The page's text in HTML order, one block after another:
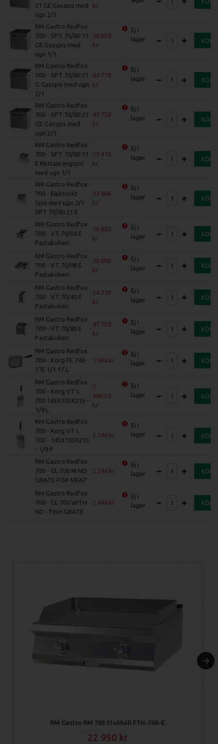
21 GE Gasspis med
ugn 2/1
RM Gastro Redfox
700 - SPT 70/80 11
GE Gasspis med
ugn 1/1
38 658
Ej i
lager
KÖP
RM Gastro Redfox
700 - SPT 70/80 21
G Gasspis med ugn
2/1
44 778
Ej i
lager
KÖP
RM Gastro Redfox
700 - SPT 70/80 21
GE Gasspis med
ugn 2/1
43 758
Ej i
lager
KÖP
RM Gastro Redfox
700 - SPT 70/80 11
E Restaurangspis
med ugn 1/1
29 478
Ej i
lager
KÖP
RM Gastro Redfox
700 - Elektriskt
Spis med ugn 2/1
SPT 70/80 21 E
33 966
Ej i
lager
KÖP
RM Gastro Redfox
700 - VT 70/04 E
Pastakokeri
16 830
Ej i
lager
KÖP
RM Gastro Redfox
700 - VT 70/08 E
Pastakokeri
30 090
Ej i
lager
KÖP
RM Gastro Redfox
700 - VT 70/40 E
Pastakokeri
24 378
Ej i
lager
KÖP
RM Gastro Redfox
700 - VT 70/80 E
Pastakokeri
43 758
Ej i
lager
KÖP
RM Gastro Redfox
700 - Korg FE 740-
17E 1/1 17 L
1 564
Ej i
lager
KÖP
RM Gastro Redfox
700 - Korg VT L
700 145X105X215 -
1/9 L
2
388.50
Ej i
lager
KÖP
RM Gastro Redfox
700 - Korg VT L
700 - 145X105X215
- 1/9 P
2 346
Ej i
lager
KÖP
RM Gastro Redfox
700 - GL 700 M ND
GRATE FOR MEAT
2 244
Ej i
lager
KÖP
RM Gastro Redfox
700 - GL 700 WITH
ND - FISH GRATE
2 448
Ej i
lager
KÖP
RM Gastro RM 700 Stekhäll FTH-708-E
22 950